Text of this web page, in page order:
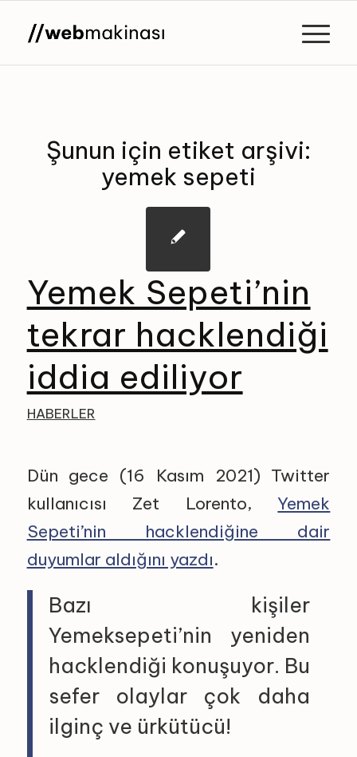
Şunun için etiket arşivi:
yemek sepeti
Yemek Sepeti’nin
tekrar hacklendiği
iddia ediliyor
HABERLER
Dün gece (16 Kasım 2021) Twitter
kullanıcısı Zet Lorento,Yemek
Sepeti’nin hacklendiğine dair
duyumlar aldığını yazdı.
Bazı kişiler
Yemeksepeti’nin yeniden
hacklendiği konuşuyor. Bu
sefer olaylar çok daha
ilginç ve ürkütücü!